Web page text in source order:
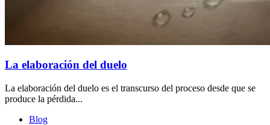
La elaboración del duelo
La elaboración del duelo es el transcurso del proceso desde que se
produce la pérdida...
Blog